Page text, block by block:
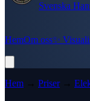
Svenska
HemOm oss✨
Hem → Priser→